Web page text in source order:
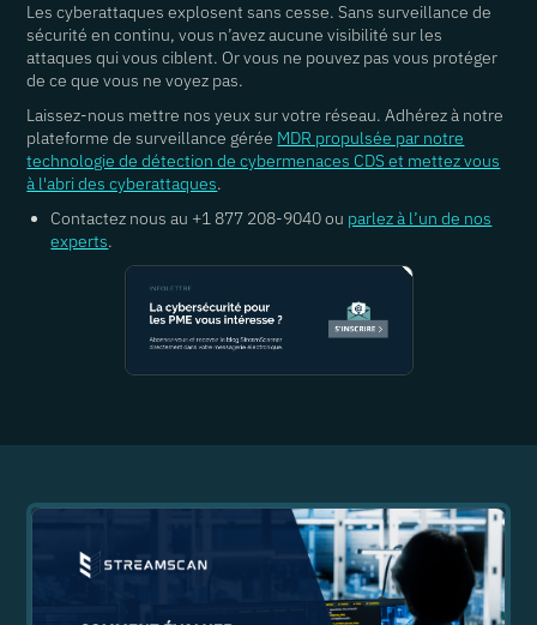
Les cyberattaques explosent sans cesse. Sans surveillance de
sécurité en continu, vous n’avez aucune visibilité sur les
attaques qui vous ciblent. Or vous ne pouvez pas vous protéger
de ce que vous ne voyez pas.
Laissez-nous mettre nos yeux sur votre réseau. Adhérez à notre
plateforme de surveillance gérée MDR propulsée par notre
technologie de détection de cybermenaces CDS et mettez vous
à l'abri des cyberattaques.
Contactez nous au +1 877 208-9040 ou parlez à l’un de nos
experts.